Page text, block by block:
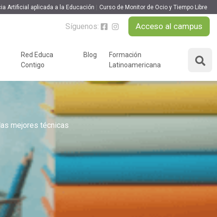
Artificial aplicada a la Educación Curso de Monitor de Ocio y Tiempo Libre
Síguenos: Acceso al campus
ÁREAS DE FORMACIÓN
Desarrollo Personal y
Liderazgo
Formación Empresarial
Idiomas
Nuevas Tecnologías y
Ocio y Tiempo Libre
Red Educa
Contigo
Blog
Formación
Latinoamericana
mejores técnicas